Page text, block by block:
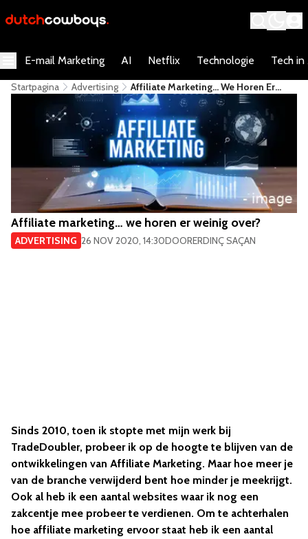
E-mail Marketing AI Netflix Technologie Tech in
Startpagina Advertising
Affiliate Marketing… We Horen Er
Weinig Over?
Affiliate marketing… we horen er weinig over?
ADVERTISING 26 NOV 2020, 14:30DOORERDINÇ SAÇAN
Sinds 2010, toen ik stopte met mijn werk bij
TradeDoubler, probeer ik op de hoogte te blijven van de
ontwikkelingen van Affiliate Marketing. Maar hoe meer je
van de branche verwijderd bent hoe minder je meekrijgt.
Ook al heb ik een aantal websites waar ik nog een
zakcentje mee probeer te verdienen. Om te achterhalen
hoe affiliate marketing ervoor staat heb ik een aantal